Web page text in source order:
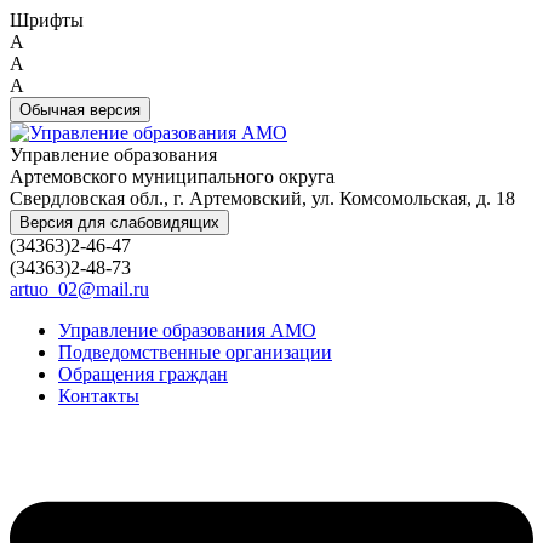
Шрифты
A
A
A
Обычная версия
Управление образования
Артемовского муниципального округа
Свердловская обл., г. Артемовский, ул. Комсомольская, д. 18
Версия для слабовидящих
(34363)2-46-47
(34363)2-48-73
artuo_02@mail.ru
Управление образования АМО
Подведомственные организации
Обращения граждан
Контакты